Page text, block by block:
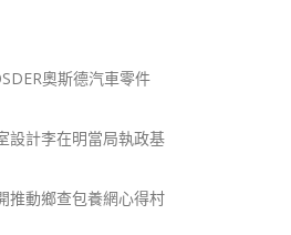
奧斯德汽車零件
設計李在明當局執政基
推動鄉查包養網心得村